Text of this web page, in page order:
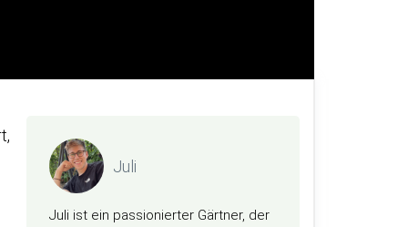
Juli
Juli ist ein passionierter Gärtner, der